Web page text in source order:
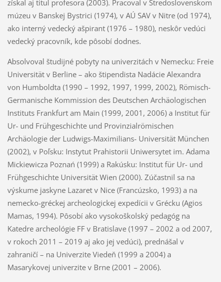
získal aj titul profesora (2003). Pracoval v Stredoslovenskom
múzeu v Banskej Bystrici (1974), v AÚ SAV v Nitre (od 1974),
ako interný vedecký ašpirant (1976 – 1980), neskôr vedúci
vedecký pracovník, kde pôsobí dodnes.
Absolvoval študijné pobyty na univerzitách v Nemecku: Freie
Universität v Berline – ako štipendista Nadácie Alexandra
von Humboldta (1990 – 1992, 1997, 1999, 2002), Römisch-
Germanische Kommission des Deutschen Archäologischen
Instituts Frankfurt am Main (1999, 2001, 2006) a Institut für
Ur- und Frühgeschichte und Provinzialrömischen
Archäologie der Ludwigs-Maximilians- Universität München
(2002), v Poľsku: Instytut Prahistorii Uniwersytet im. Adama
Mickiewicza Poznań (1999) a Rakúsku: Institut für Ur- und
Frühgeschichte Universität Wien (2000). Zúčastnil sa na
výskume jaskyne Lazaret v Nice (Francúzsko, 1993) a na
nemecko-gréckej archeologickej expedícii v Grécku (Agios
Mamas, 1994). Pôsobí ako vysokoškolský pedagóg na
Katedre archeológie FF v Bratislave (1997 – 2002 a od 2007,
v rokoch 2011 – 2019 aj ako jej vedúci), prednášal v
zahraničí – na Univerzite Viedeň (1999 a 2004) a
Masarykovej univerzite v Brne (2001 – 2006).